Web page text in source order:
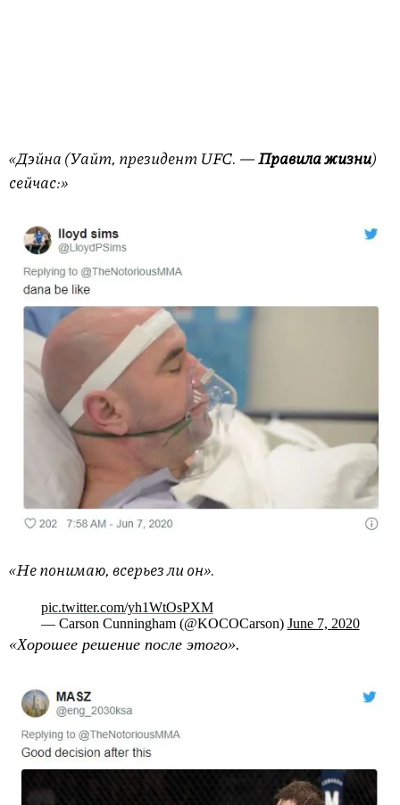
«Дэйна (Уайт, президент UFC. —Правила жизни)
сейчас:»
«Не понимаю, всерьез ли он».
pic.twitter.com/yh1WtOsPXM
— Carson Cunningham (@KOCOCarson) June 7, 2020
«Хорошее решение после этого».